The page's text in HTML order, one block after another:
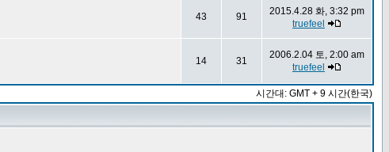
43 91
2015.4.28 화, 3:32 pm
truefeel
14 31
2006.2.04 토, 2:00 am
truefeel
시간대: GMT + 9 시간(한국)